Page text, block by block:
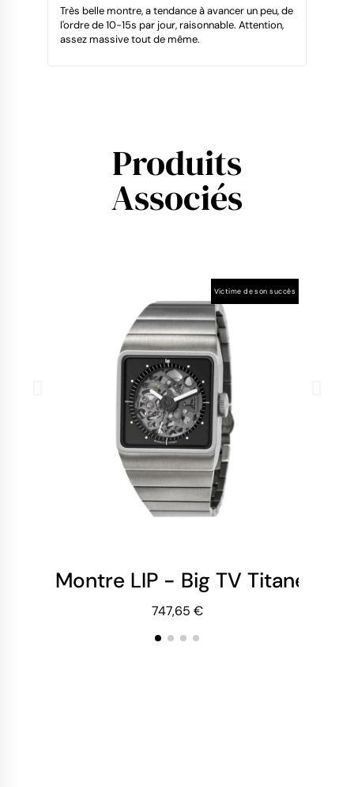
Très belle montre, a tendance à avancer un peu, de
l'ordre de 10-15s par jour, raisonnable. Attention,
assez massive tout de même.
Produits
Associés
Victime de son succès
Montre LIP - Big TV Titane -
747,65 €